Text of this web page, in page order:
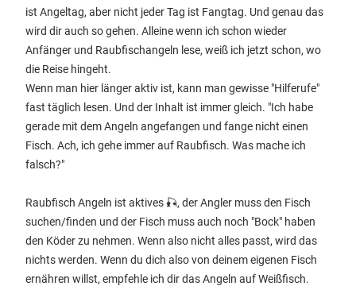
ist Angeltag, aber nicht jeder Tag ist Fangtag. Und genau das
wird dir auch so gehen. Alleine wenn ich schon wieder
Anfänger und Raubfischangeln lese, weiß ich jetzt schon, wo
die Reise hingeht.
Wenn man hier länger aktiv ist, kann man gewisse "Hilferufe"
fast täglich lesen. Und der Inhalt ist immer gleich. "Ich habe
gerade mit dem Angeln angefangen und fange nicht einen
Fisch. Ach, ich gehe immer auf Raubfisch. Was mache ich
falsch?"
Raubfisch Angeln ist aktives 🎣, der Angler muss den Fisch
suchen/finden und der Fisch muss auch noch "Bock" haben
den Köder zu nehmen. Wenn also nicht alles passt, wird das
nichts werden. Wenn du dich also von deinem eigenen Fisch
ernähren willst, empfehle ich dir das Angeln auf Weißfisch.